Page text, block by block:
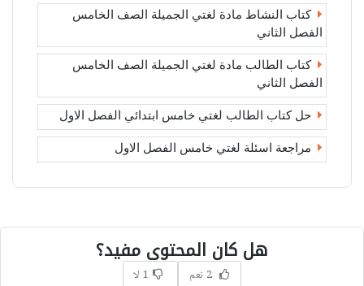
كتاب النشاط مادة لغتي الجميلة الصف الخامس
الفصل الثاني
كتاب الطالب مادة لغتي الجميلة الصف الخامس
الفصل الثاني
حل كتاب الطالب لغتي خامس ابتدائي الفصل الاول
مراجعة اسئلة لغتي خامس الفصل الاول
هل كان المحتوى مفيد؟
2 نعم 1 لا